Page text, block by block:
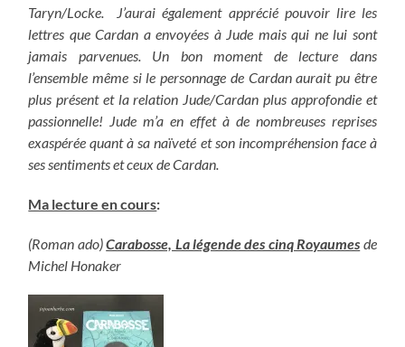
Taryn/Locke. J’aurai également apprécié pouvoir lire les
lettres que Cardan a envoyées à Jude mais qui ne lui sont
jamais parvenues. Un bon moment de lecture dans
l’ensemble même si le personnage de Cardan aurait pu être
plus présent et la relation Jude/Cardan plus approfondie et
passionnelle! Jude m’a en effet à de nombreuses reprises
exaspérée quant à sa naïveté et son incompréhension face à
ses sentiments et ceux de Cardan.
Ma lecture en cours:
(Roman ado)Carabosse, La légende des cinq Royaumes de
Michel Honaker